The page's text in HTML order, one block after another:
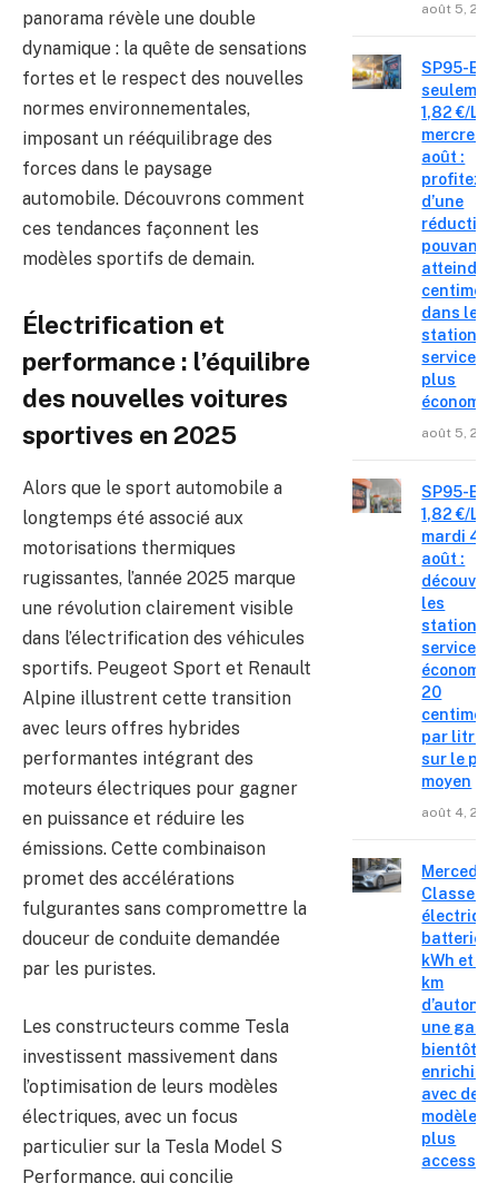
panorama révèle une double
dynamique : la quête de sensations
fortes et le respect des nouvelles
normes environnementales,
imposant un rééquilibrage des
forces dans le paysage
automobile. Découvrons comment
ces tendances façonnent les
modèles sportifs de demain.
Électrification et
performance : l’équilibre
des nouvelles voitures
sportives en 2025
Alors que le sport automobile a
longtemps été associé aux
motorisations thermiques
rugissantes, l’année 2025 marque
une révolution clairement visible
dans l’électrification des véhicules
sportifs. Peugeot Sport et Renault
Alpine illustrent cette transition
avec leurs offres hybrides
performantes intégrant des
moteurs électriques pour gagner
en puissance et réduire les
émissions. Cette combinaison
promet des accélérations
fulgurantes sans compromettre la
douceur de conduite demandée
par les puristes.
Les constructeurs comme Tesla
investissent massivement dans
l’optimisation de leurs modèles
électriques, avec un focus
particulier sur la Tesla Model S
Performance, qui concilie
août 5,
SP95-E10
1,82 €/L
mercredi
août :
profitez
d’une
réduction
pouvant
atteindre
centimes
dans les
stations-
service
plus
août 5,
SP95-E10
1,82 €/L
mardi 4
août :
les
stations-
service où
20
centimes
par litre
sur le prix
moyen
août 4,
Mercedes
Classe C
batterie
kWh et
km
une
bientôt
enrichie
avec des
modèles
plus